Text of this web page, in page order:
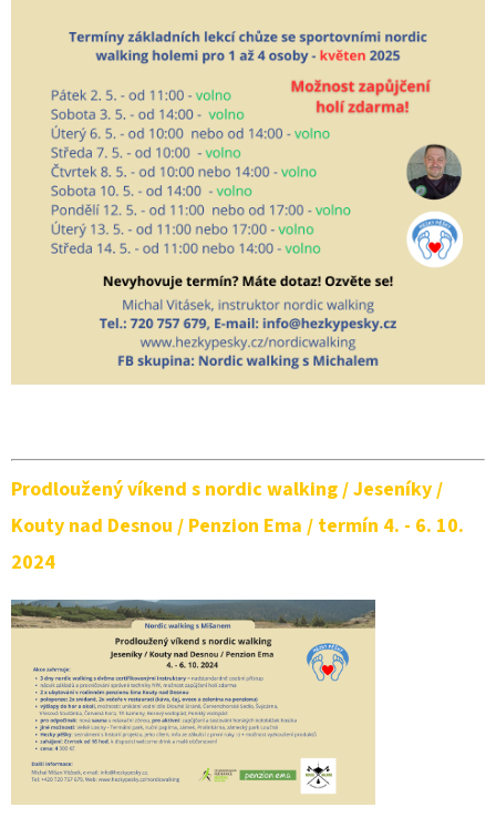
Prodloužený víkend s nordic walking / Jeseníky /
Kouty nad Desnou / Penzion Ema / termín 4. - 6. 10.
2024